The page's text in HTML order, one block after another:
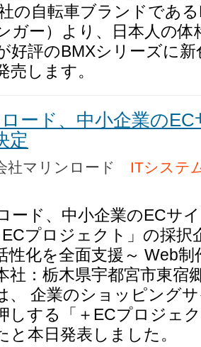
の自転車ブランドであ
ガー）より、日本人の
好評のBMXシリーズに
売します。
ード、中小企業の
定
社マリンロード ITシステ
ード、中小企業のECサ
プロジェクト」の採択
性化を全面支援～ Web
社：栃木県宇都宮市東宿
、 企業のショッピング
しする「＋ECプロジェ
と本日発表しました。